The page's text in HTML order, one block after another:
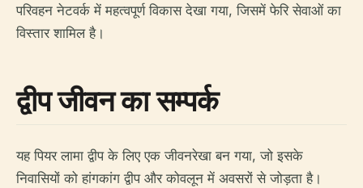
परिवहन नेटवर्क में महत्वपूर्ण विकास देखा गया, जिसमें फेरि सेवाओं का
विस्तार शामिल है।
द्वीप जीवन का सम्पर्क
यह पियर लामा द्वीप के लिए एक जीवनरेखा बन गया, जो इसके
निवासियों को हांगकांग द्वीप और कोवलून में अवसरों से जोड़ता है।